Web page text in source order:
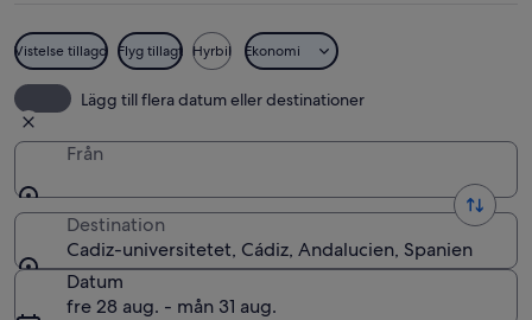
Vistelse tillagd Flyg tillagt Hyrbil Ekonomi
Lägg till flera datum eller destinationer
Från
Destination
Cadiz-universitetet, Cádiz, Andalucien, Spanien
Datum
fre 28 aug. - mån 31 aug.